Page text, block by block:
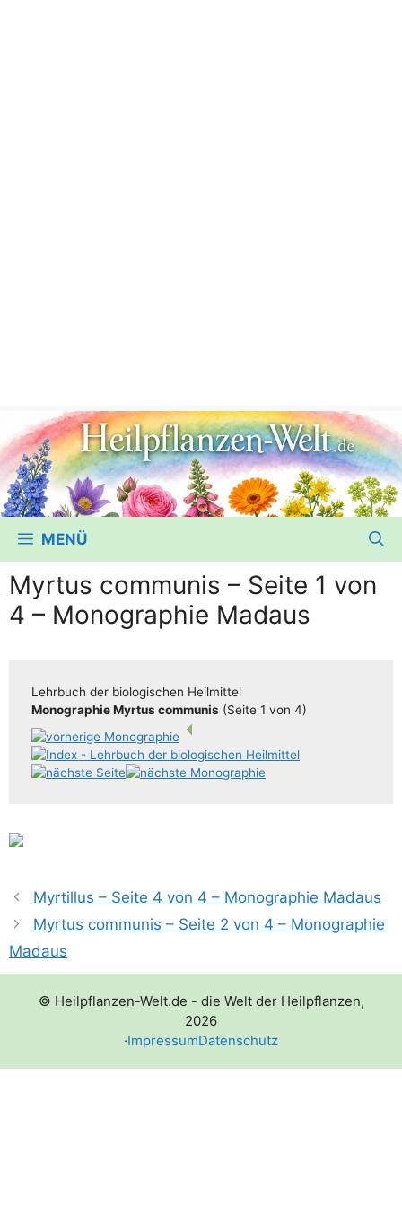
MENÜ
Myrtus communis – Seite 1 von
4 – Monographie Madaus
Lehr­buch der bio­lo­gi­schen Heilmittel
Mono­gra­phie Myr­tus com­mu­nis (Sei­te 1 von 4)
Myrtillus – Seite 4 von 4 – Monographie Madaus
Myrtus communis – Seite 2 von 4 – Monographie
Madaus
© Heilpflanzen-Welt.de - die Welt der Heilpflanzen,
2026
·ImpressumDatenschutz